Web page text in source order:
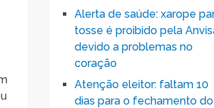
Alerta de saúde: xarope
tosse é proibido pela
devido a problemas no
coração
Atenção eleitor: faltam 10
dias para o fechamento do